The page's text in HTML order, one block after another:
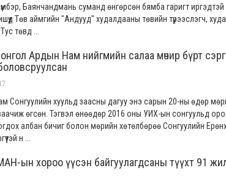
Баянчандмань суманд өнгөрсөн бямба гаригт иргэдтэй
Төв аймгийн "Андууд" худалдааны төвийн түрээслэгч,
төвд ...
Ардын Нам нийгмийн салаа мөчир бүрт
боловсруулсан
Сонгуулийн хуульд заасны дагуу энэ сарын 20-ны өдөр
өгсөн. Тэгвэл өнөөдөр 2016 оны УИХ-ын сонгуульд
албан бичиг болон мөрийн хөтөлбөрөө Сонгуулийн
н ...
ын хороо үүсэн байгуулагдсаны түүхт 91